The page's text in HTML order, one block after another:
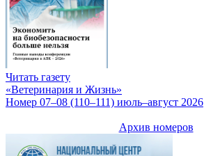
Читать газету
«Ветеринария и Жизнь»
Номер 07–08 (110–111) июль–август 2026
Архив номеров